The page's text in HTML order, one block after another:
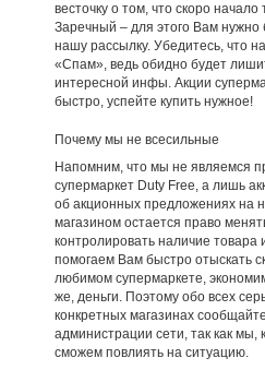
весточку о том, что скоро
Заречный – для этого Вам
нашу рассылку. Убедитесь, что
«Спам», ведь обидно будет
интересной инфы. Акции
быстро, успейте купить нужное!
Почему мы не всесильные
Напомним, что мы не являемся
супермаркет Duty Free, а лишь
об акционных предложениях на
магазином остается право
контролировать наличие
помогаем Вам быстро отыскать
любимом супермаркете,
же, деньги. Поэтому обо всех
конкретных магазинах
администрации сети, так как мы,
сможем повлиять на ситуацию.